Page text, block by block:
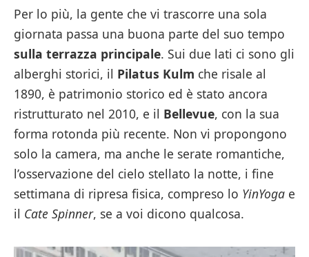
Per lo più, la gente che vi trascorre una sola
giornata passa una buona parte del suo tempo
sulla terrazza principale. Sui due lati ci sono gli
alberghi storici, il Pilatus Kulm che risale al
1890, è patrimonio storico ed è stato ancora
ristrutturato nel 2010, e il Bellevue, con la sua
forma rotonda più recente. Non vi propongono
solo la camera, ma anche le serate romantiche,
l’osservazione del cielo stellato la notte, i fine
settimana di ripresa fisica, compreso lo YinYoga e
il Cate Spinner, se a voi dicono qualcosa.